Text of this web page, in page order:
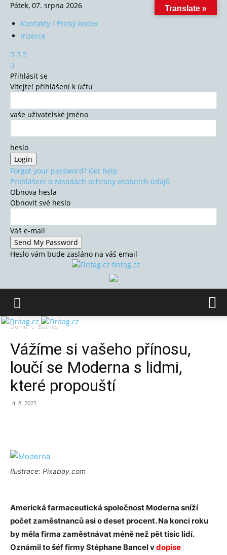
Pátek, 07. srpna 2026
Kontakty / Etický kodex
Inzerce
Přihlásit se
Vítejte! přihlášení k účtu
vaše uživatelské jméno
heslo
Forgot your password? Get help
Prohlášení o zásadách ochrany osobních údajů
Obnova hesla
Obnovit své heslo
Váš e-mail
Heslo vám bude zasláno na váš email
fintag.cz
Domů Byznys
Vážíme si vašeho přínosu,
loučí se Moderna s lidmi,
které propouští
4. 8. 2025
Ilustrace: Pixabay.com
Americká farmaceutická společnost Moderna sníží
počet zaměstnanců asi o deset procent. Na konci roku
by měla firma zaměstnávat méně než pět tisíc lidí.
Oznámil to šéf firmy Stéphane Bancel vdopise
Translate »